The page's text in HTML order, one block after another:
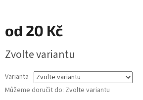
od 20 Kč
cena:
Zvolte variantu
Varianta
Můžeme doručit do: Zvolte variantu